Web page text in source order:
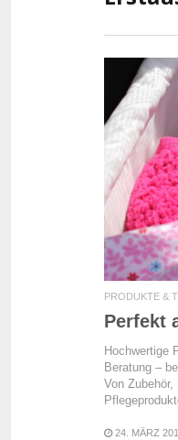
PRODUKTE &
Perfekt
Hochwertige
Beratung –
Von
24. MÄRZ